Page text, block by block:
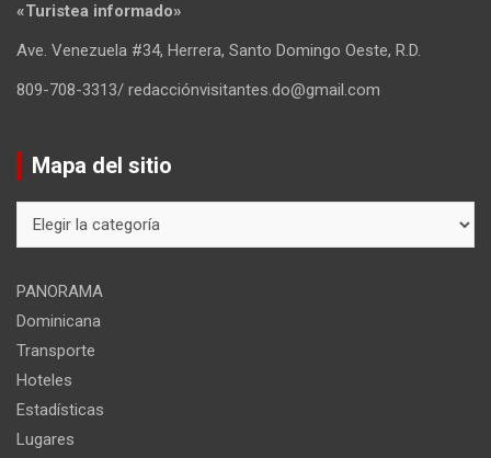
«Turistea informado»
Ave. Venezuela #34, Herrera, Santo Domingo Oeste, R.D.
809-708-3313/ redacciónvisitantes.do@gmail.com
Mapa del sitio
del
PANORAMA
Dominicana
Transporte
Hoteles
Estadísticas
Lugares